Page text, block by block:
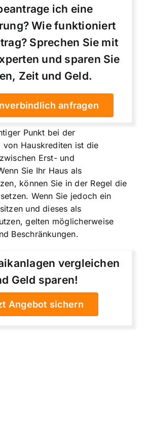
ich eine
Wie funktioniert
Sprechen Sie mit
und sparen Sie
Zeit und Geld.
anfragen
Punkt bei der
von Hauskrediten ist die
Erst- und
Sie Ihr Haus als
können Sie in der Regel die
Wenn Sie jedoch ein
und dieses als
gelten möglicherweise
Beschränkungen.
vergleichen
Geld sparen!
Angebot sichern